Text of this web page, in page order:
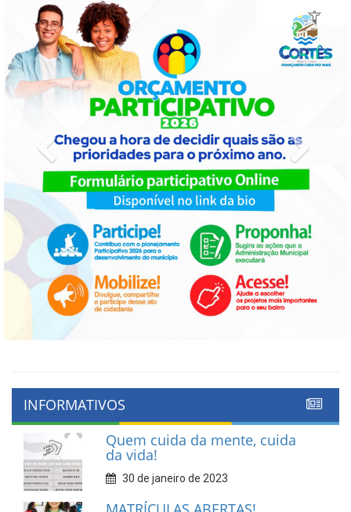
Previous
INFORMATIVOS
Quem cuida da mente, cuida
da vida!
30 de janeiro de 2023